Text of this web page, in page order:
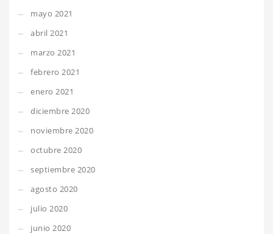
mayo 2021
abril 2021
marzo 2021
febrero 2021
enero 2021
diciembre 2020
noviembre 2020
octubre 2020
septiembre 2020
agosto 2020
julio 2020
junio 2020